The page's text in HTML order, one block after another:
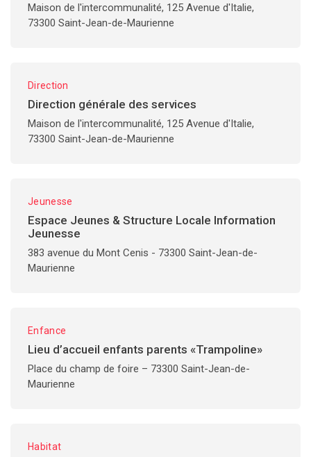
Maison de l'intercommunalité, 125 Avenue d'Italie,
73300 Saint-Jean-de-Maurienne
Direction
Direction générale des services
Maison de l'intercommunalité, 125 Avenue d'Italie,
73300 Saint-Jean-de-Maurienne
Jeunesse
Espace Jeunes & Structure Locale Information
Jeunesse
383 avenue du Mont Cenis - 73300 Saint-Jean-de-
Maurienne
Enfance
Lieu d’accueil enfants parents «Trampoline»
Place du champ de foire – 73300 Saint-Jean-de-
Maurienne
Habitat